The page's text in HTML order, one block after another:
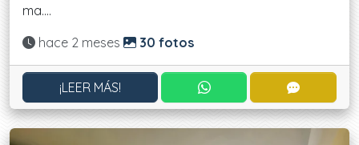
ma....
Actualizado:
hace 2 meses 30 fotos
¡LEER MÁS! CONTACTAR POR